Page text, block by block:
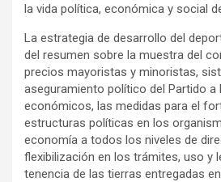
la vida política, económica y social
La estrategia de desarrollo del
del resumen sobre la muestra del
precios mayoristas y minoristas,
aseguramiento político del Partido a
económicos, las medidas para el
estructuras políticas en los
economía a todos los niveles de
flexibilización en los trámites, uso y
tenencia de las tierras entregadas